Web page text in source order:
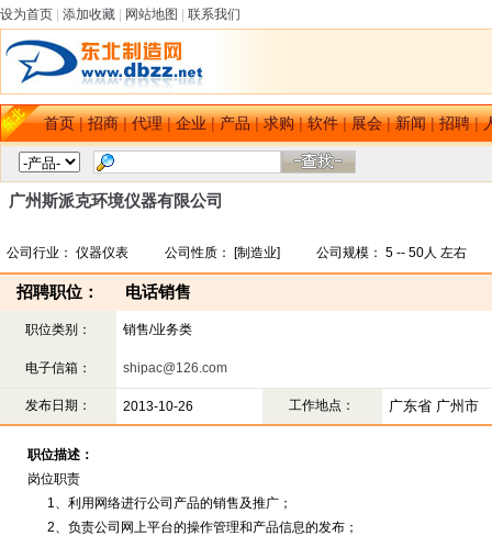
设为首页 添加收藏 网站地图 联系我们
首页|招商|代理|企业|产品|求购|软件|展会|新闻|招聘|
广州斯派克环境仪器有限公司
公司行业： 仪器仪表 公司性质： [制造业] 公司规模： 5 -- 50人 左右
招聘职位： 电话销售
职位类别： 销售/业务类
电子信箱： shipac@126.com
发布日期： 2013-10-26 工作地点： 广东省 广州市
职位描述：
岗位职责
1、利用网络进行公司产品的销售及推广；
2、负责公司网上平台的操作管理和产品信息的发布；